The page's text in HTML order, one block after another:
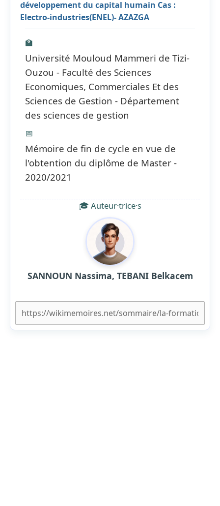
développement du capital humain Cas :
Electro-industries(ENEL)- AZAZGA
🏫
Université Mouloud Mammeri de Tizi-
Ouzou - Faculté des Sciences
Economiques, Commerciales Et des
Sciences de Gestion - Département
des sciences de gestion
📅
Mémoire de fin de cycle en vue de
l'obtention du diplôme de Master -
2020/2021
🎓 Auteur·trice·s
SANNOUN Nassima, TEBANI Belkacem